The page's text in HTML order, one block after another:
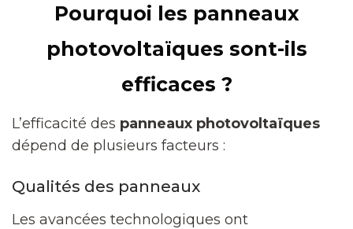
Pourquoi les panneaux
photovoltaïques sont-ils
efficaces ?
L’efficacité des panneaux photovoltaïques
dépend de plusieurs facteurs :
Qualités des panneaux
Les avancées technologiques ont